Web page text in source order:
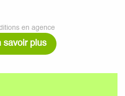
en agence
plus